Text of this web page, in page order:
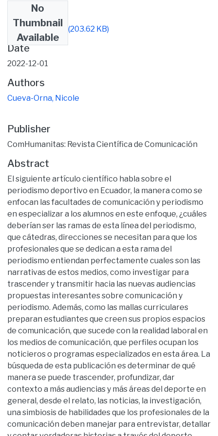
No
Thumbnail
Available
document (1).pdf (203.62 KB)
Date
2022-12-01
Authors
Cueva-Orna, Nicole
Publisher
ComHumanitas: Revista Científica de Comunicación
Abstract
El siguiente artículo científico habla sobre el
periodismo deportivo en Ecuador, la manera como se
enfocan las facultades de comunicación y periodismo
en especializar a los alumnos en este enfoque, ¿cuáles
deberían ser las ramas de esta línea del periodismo,
que cátedras, direcciones se necesitan para que los
profesionales que se dedican a esta rama del
periodismo entiendan perfectamente cuales son las
narrativas de estos medios, como investigar para
trascender y transmitir hacia las nuevas audiencias
propuestas interesantes sobre comunicación y
periodismo. Además, como las mallas curriculares
preparan estudiantes que creen sus propios espacios
de comunicación, que sucede con la realidad laboral en
los medios de comunicación, que perfiles ocupan los
noticieros o programas especializados en esta área. La
búsqueda de esta publicación es determinar de qué
manera se puede trascender, profundizar, dar
contexto a más audiencias y más áreas del deporte en
general, desde el relato, las noticias, la investigación,
una simbiosis de habilidades que los profesionales de la
comunicación deben manejar para entrevistar, detallar